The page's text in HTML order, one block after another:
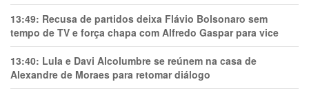
13:49: Recusa de partidos deixa Flávio Bolsonaro sem
tempo de TV e força chapa com Alfredo Gaspar para vice
13:40: Lula e Davi Alcolumbre se reúnem na casa de
Alexandre de Moraes para retomar diálogo